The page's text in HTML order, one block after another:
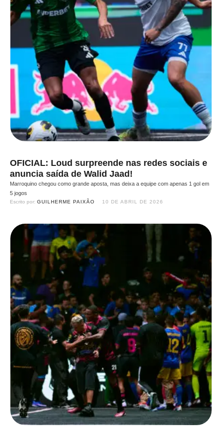
OFICIAL: Loud surpreende nas redes sociais e
anuncia saída de Walid Jaad!
Marroquino chegou como grande aposta, mas deixa a equipe com apenas 1 gol em
5 jogos
Escrito por: GUILHERME PAIXÃO 10 DE ABRIL DE 2026